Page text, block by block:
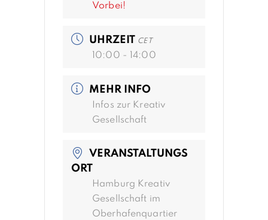
Vorbei!
UHRZEIT CET
10:00 - 14:00
MEHR INFO
Infos zur Kreativ
Gesellschaft
VERANSTALTUNGS
ORT
Hamburg Kreativ
Gesellschaft im
Oberhafenquartier